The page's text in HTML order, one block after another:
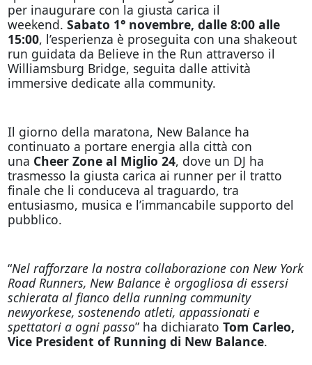
per inaugurare con la giusta carica il
weekend. Sabato 1° novembre, dalle 8:00 alle
15:00, l’esperienza è proseguita con una shakeout
run guidata da Believe in the Run attraverso il
Williamsburg Bridge, seguita dalle attività
immersive dedicate alla community.
Il giorno della maratona, New Balance ha
continuato a portare energia alla città con
una Cheer Zone al Miglio 24, dove un DJ ha
trasmesso la giusta carica ai runner per il tratto
finale che li conduceva al traguardo, tra
entusiasmo, musica e l’immancabile supporto del
pubblico.
“Nel rafforzare la nostra collaborazione con New York
Road Runners, New Balance è orgogliosa di essersi
schierata al fianco della running community
newyorkese, sostenendo atleti, appassionati e
spettatori a ogni passo” ha dichiarato Tom Carleo,
Vice President of Running di New Balance.